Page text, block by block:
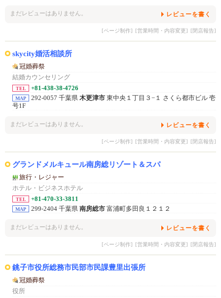
まだレビューはありません。 レビューを書く
[ページ制作] [営業時間・内容変更] [閉店報告]
skycity婚活相談所
冠婚葬祭
結婚カウンセリング
TEL +81-438-38-4726
MAP 292-0057 千葉県 木更津市 東中央１丁目３−１ さくら都市ビル 壱
号1F
まだレビューはありません。 レビューを書く
[ページ制作] [営業時間・内容変更] [閉店報告]
グランドメルキュール南房総リゾート＆スパ
旅行・レジャー
ホテル・ビジネスホテル
TEL +81-470-33-3811
MAP 299-2404 千葉県 南房総市 富浦町多田良１２１２
まだレビューはありません。 レビューを書く
[ページ制作] [営業時間・内容変更] [閉店報告]
銚子市役所総務市民部市民課豊里出張所
冠婚葬祭
役所